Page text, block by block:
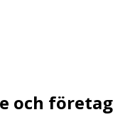
och företag